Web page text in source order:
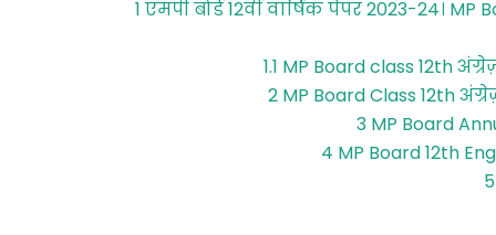
1 एमपी बोर्ड 12वीं वार्षिक पेपर 2023-24।
1.1 MP Board class 12th
2 MP Board Class 12th
3 MP Board
4 MP Board 12th
5